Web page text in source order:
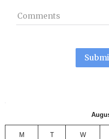
Comments
M T W